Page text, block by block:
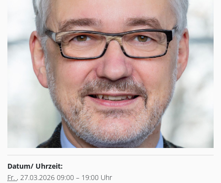
Datum/ Uhrzeit:
Fr. , 27.03.2026 09:00 – 19:00 Uhr